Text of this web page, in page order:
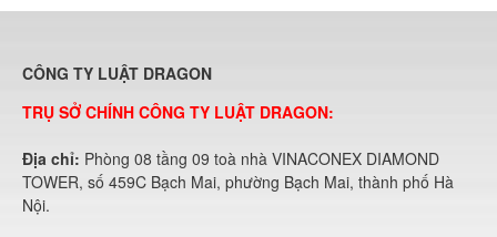
CÔNG TY LUẬT DRAGON
TRỤ SỞ CHÍNH CÔNG TY LUẬT DRAGON:
Địa chỉ: Phòng 08 tầng 09 toà nhà VINACONEX DIAMOND
TOWER, số 459C Bạch Mai, phường Bạch Mai, thành phố Hà
Nội.